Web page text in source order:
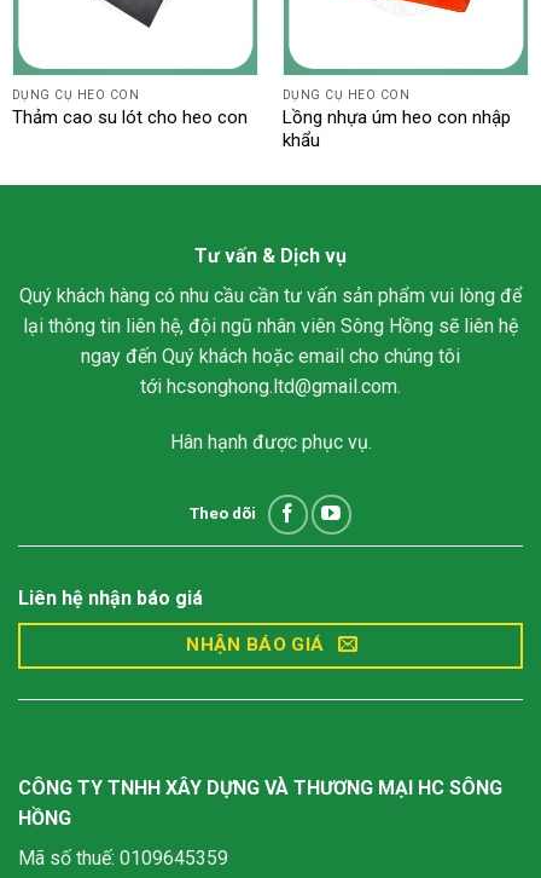
DỤNG CỤ HEO CON
Thảm cao su lót cho heo con
DỤNG CỤ HEO CON
Lồng nhựa úm heo con nhập
khẩu
Tư vấn & Dịch vụ
Quý khách hàng có nhu cầu cần tư vấn sản phẩm vui lòng để
lại thông tin liên hệ, đội ngũ nhân viên Sông Hồng sẽ liên hệ
ngay đến Quý khách hoặc email cho chúng tôi
tới hcsonghong.ltd@gmail.com.
Hân hạnh được phục vụ.
Theo dõi
Liên hệ nhận báo giá
NHẬN BÁO GIÁ
CÔNG TY TNHH XÂY DỰNG VÀ THƯƠNG MẠI HC SÔNG
HỒNG
Mã số thuế: 0109645359